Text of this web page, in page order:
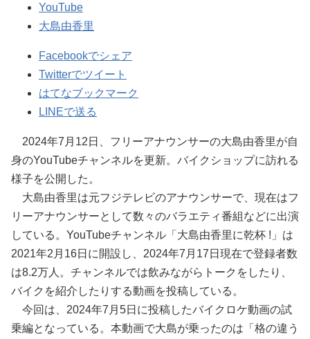
YouTube
大島由香里
Facebookでシェア
Twitterでツイート
はてなブックマーク
LINEで送る
2024年7月12日、フリーアナウンサーの大島由香里が自
身のYouTubeチャンネルを更新。バイクショップに訪れる
様子を公開した。
大島由香里は元フジテレビのアナウンサーで、現在はフ
リーアナウンサーとして数々のバラエティ番組などに出演
している。YouTubeチャンネル「大島由香里に乾杯 !」は
2021年2月16日に開設し、2024年7月17日現在で登録者数
は8.2万人。チャンネルでは飲みながらトークをしたり、
バイクを紹介したりする動画を投稿している。
今回は、2024年7月5日に投稿したバイクロケ動画の試
乗編となっている。本動画で大島が乗ったのは「格の違う